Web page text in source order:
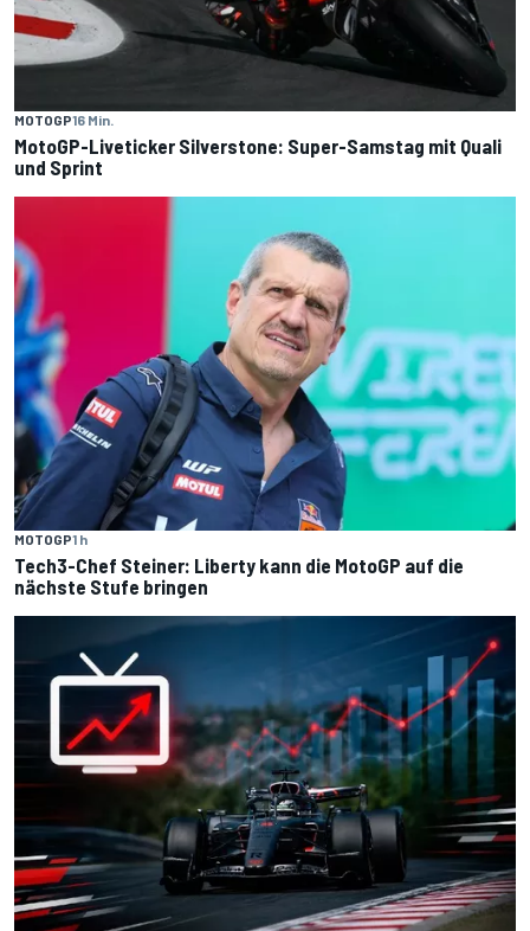
MOTOGP16 Min.
MotoGP-Liveticker Silverstone: Super-Samstag mit Quali
und Sprint
MOTOGP1 h
Tech3-Chef Steiner: Liberty kann die MotoGP auf die
nächste Stufe bringen